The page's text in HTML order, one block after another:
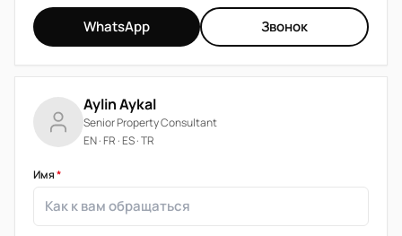
WhatsApp Звонок
Aylin Aykal
Senior Property Consultant
EN · FR · ES · TR
Имя*